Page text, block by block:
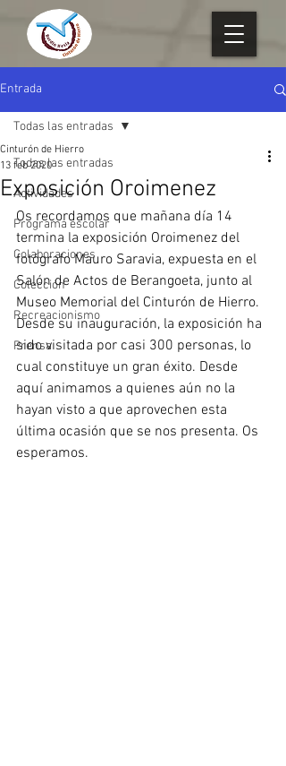
Entrada
Todas las entradas
Actividades
Programa escolar
Colaboraciones
Colección
Recreacionismo
Prensa
Todas las entradas
Exposición Oroimenez
Cinturón de Hierro
13 feb 2020
Os recordamos que mañana día 14
termina la exposición Oroimenez del
fotógrafo Mauro Saravia, expuesta en el
Salón de Actos de Berangoeta, junto al
Museo Memorial del Cinturón de Hierro.
Desde su inauguración, la exposición ha
sido visitada por casi 300 personas, lo
cual constituye un gran éxito. Desde
aquí animamos a quienes aún no la
hayan visto a que aprovechen esta
última ocasión que se nos presenta. Os
esperamos.